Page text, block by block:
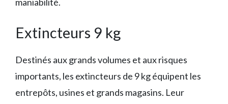
Extincteurs 9 kg
Destinés aux grands volumes et aux risques
importants, les extincteurs de 9 kg équipent les
entrepôts, usines et grands magasins. Leur